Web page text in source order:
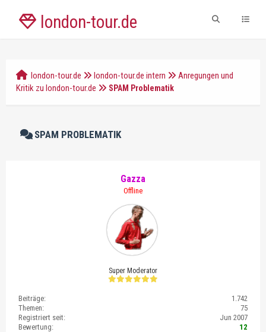
london-tour.de
london-tour.de london-tour.de intern
Anregungen und
Kritik zu london-tour.de
SPAM Problematik
SPAM PROBLEMATIK
Gazza
Offline
Super Moderator
Beiträge:
1.742
Themen:
75
Registriert seit:
Jun 2007
Bewertung:
12